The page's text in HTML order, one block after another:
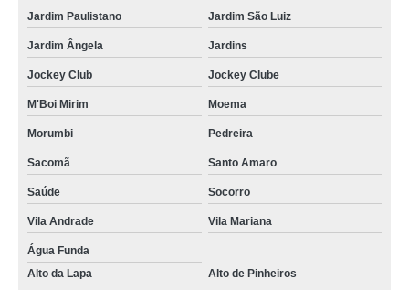
Jardim Paulistano Jardim São Luiz
Jardim Ângela Jardins
Jockey Club Jockey Clube
M'Boi Mirim Moema
Morumbi Pedreira
Sacomã Santo Amaro
Saúde Socorro
Vila Andrade Vila Mariana
Água Funda
Alto da Lapa
Alto de Pinheiros